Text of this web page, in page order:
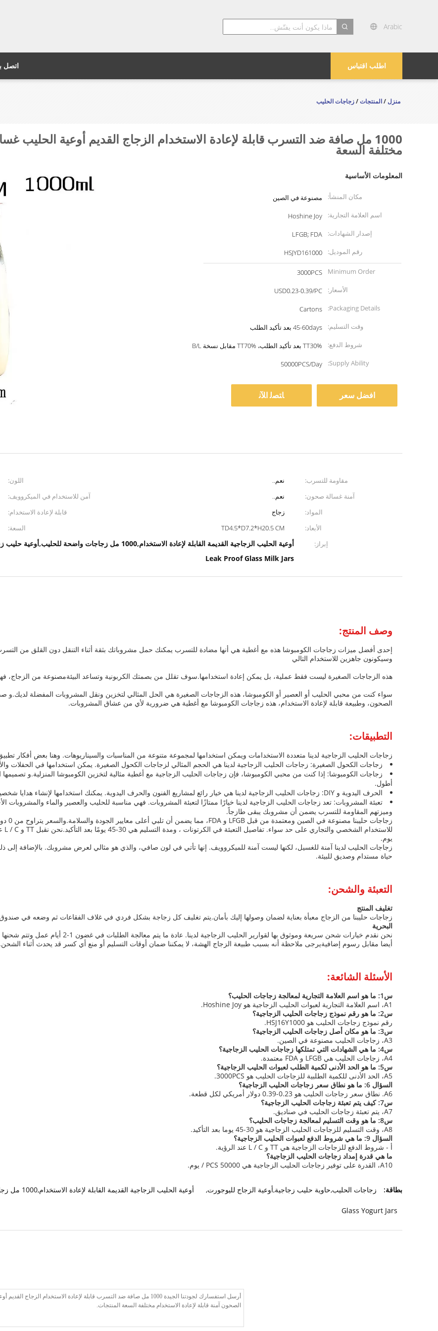
Arabic
اطلب اقتباس اتصل
منزل/المنتجات/زجاجات الحليب
1000 مل صافة ضد التسرب قابلة لإعادة الاستخدام الزجاج القديم أوعية الحليب
مختلفة السعة
المعلومات الأساسية
مكان المنشأ:
مصنوعة في الصين
اسم العلامة التجارية:
Hoshine Joy
إصدار الشهادات:
LFGB; FDA
رقم الموديل:
HSJYD161000
Minimum Order
Quantity:
3000PCS
الأسعار:
USD0.23-0.39/PC
Packaging Details:
Cartons
وقت التسليم:
45-60days بعد تأكيد الطلب
شروط الدفع:
TT30% بعد تأكيد الطلب، TT70% مقابل نسخة B/L
Supply Ability:
50000PCS/Day
افضل سعر ﺎﺘﺼﻟ ﺍﻶﻧ
مقاومة للتسرب: نعم.. اللون:
آمنة غسالة صحون:
نعم.. آمن للاستخدام في الميكروويف:
المواد:
زجاج قابلة لإعادة الاستخدام:
الأبعاد:
TD4.5*D7.2*H20.5 CM السعة:
إبراز:
أوعية الحليب الزجاجية القديمة القابلة لإعادة الاستخدام,1000 مل زجاجات واضحة للحليب,أوعية حليب زجاجية ضد التسرب
Leak Proof Glass Milk Jars
وصف المنتج:
إحدى أفضل ميزات زجاجات الكومبوشا هذه مع أغطية هي أنها مضادة للتسرب يمكنك حمل مشروباتك بثقة أثناء التنقل دون القلق من
وسيكونون جاهزين للاستخدام التالي
هذه الزجاجات الصغيرة ليست فقط عملية، بل يمكن إعادة استخدامها.سوف تقلل من بصمتك الكربونية وتساعد البيئةمصنوعة من الزجاج،
سواء كنت من محبي الحليب أو العصير أو الكومبوشا، هذه الزجاجات الصغيرة هي الحل المثالي لتخزين ونقل المشروبات المفضلة لديك.و
الصحون، وطبيعة قابلة لإعادة الاستخدام، هذه زجاجات الكومبوشا مع أغطية هي ضرورية لأي من عشاق المشروبات.
التطبيقات:
زجاجات الحليب الزجاجية لدينا متعددة الاستخدامات ويمكن استخدامها لمجموعة متنوعة من المناسبات والسيناريوهات. وهنا بعض أفكار
زجاجات الكحول الصغيرة: زجاجات الحليب الزجاجية لدينا هي الحجم المثالي لزجاجات الكحول الصغيرة. يمكن استخدامها في الحفلات
زجاجات الكومبوشا: إذا كنت من محبي الكومبوشا، فإن زجاجات الحليب الزجاجية مع أغطية مثالية لتخزين الكومبوشا المنزلية.و
أطول.
الحرف اليدوية و DIY: زجاجات الحليب الزجاجية لدينا هي خيار رائع لمشاريع الفنون والحرف اليدوية. يمكنك استخدامها لإنشاء هدايا شخصية أو أجزاء مركزية أو حتى كأوعية.
تعبئة المشروبات: تعد زجاجات الحليب الزجاجية لدينا خيارًا ممتازًا لتعبئة المشروبات. فهي مناسبة للحليب والعصير والماء والمشروبات
وميزتهم المقاومة للتسرب يضمن أن مشروبك يبقى طازجاً.
يوم.
زجاجات الحليب لدينا آمنة للغسيل، لكنها ليست آمنة للميكروويف. إنها تأتي في لون صافي، والذي هو مثالي لعرض مشروبك. بالإضافة إلى
حياة مستدام وصديق للبيئة.
التعبئة والشحن:
تغليف المنتج
زجاجات حليبنا من الزجاج معبأة بعناية لضمان وصولها إليك بأمان.يتم تغليف كل زجاجة بشكل فردي في غلاف الفقاعات ثم وضعه في
البحرية
نحن نقدم خيارات شحن سريعة وموثوق بها
أيضا مقابل رسوم إضافيةيرجى ملاحظة أنه بسبب طبيعة الزجاج الهشة، لا يمكننا ضمان أوقات التسليم أو منع أي كسر قد يحدث أثناء الشحن.
الأسئلة الشائعة:
س1: ما هو اسم العلامة التجارية لمعالجة زجاجات الحليب؟
A1، اسم العلامة التجارية لعبوات الحليب الزجاجية هو Hoshine Joy.
س2: ما هو رقم نموذج زجاجات الحليب الزجاجية؟
رقم نموذج زجاجات الحليب هو HSJ16Y1000.
س3: ما هو مكان أصل زجاجات الحليب الزجاجية؟
A3، زجاجات الحليب مصنوعة في الصين.
س4: ما هي الشهادات التي تمتلكها زجاجات الحليب الزجاجية؟
A4، زجاجات الحليب هي LFGB و FDA معتمدة.
س5: ما هو الحد الأدنى لكمية الطلب لعبوات الحليب الزجاجية؟
A5، الحد الأدنى للكمية الطلبية للزجاجات الحليب هو 3000PCS.
السؤال 6: ما هو نطاق سعر زجاجات الحليب الزجاجية؟
A6. نطاق سعر زجاجات الحليب هو 0.23-0.39 دولار أمريكي لكل قطعة.
س7: كيف يتم تعبئة زجاجات الحليب الزجاجية؟
A7، يتم تعبئة زجاجات الحليب في صناديق.
س8: ما هو وقت التسليم لمعالجة زجاجات الحليب؟
A8، وقت التسليم للزجاجات الحليب الزجاجية هو 30-45 يوما بعد التأكيد.
السؤال 9: ما هي شروط الدفع لعبوات الحليب الزجاجية؟
أ - شروط الدفع للزجاجات الزجاجية هي TT و L / C عند الرؤية.
ما هي قدرة إمداد زجاجات الحليب الزجاجية؟
A10، القدرة على توفير زجاجات الحليب الزجاجية هي 50000 PCS / يوم.
بطاقة: زجاجات الحليب,حاوية حليب زجاجية,أوعية الزجاج لليوجورت, أوعية الحليب الزجاجية القديمة القابلة لإعادة الاستخدام,1000 مل زجاجات واضحة للحليب,أوعية حليب زجاجية ضد التسرب
Glass Yogurt Jars